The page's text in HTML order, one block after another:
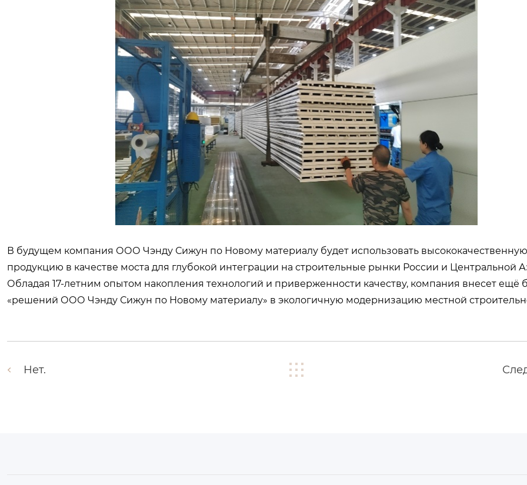
В будущем компания ООО Чэнду Сижун по Новому материалу будет использовать высококачественную
продукцию в качестве моста для глубокой интеграции на строительные рынки России и Центральной
Обладая 17-летним опытом накопления технологий и приверженности качеству, компания внесет ещё
«решений ООО Чэнду Сижун по Новому материалу» в экологичную модернизацию местной
Нет.